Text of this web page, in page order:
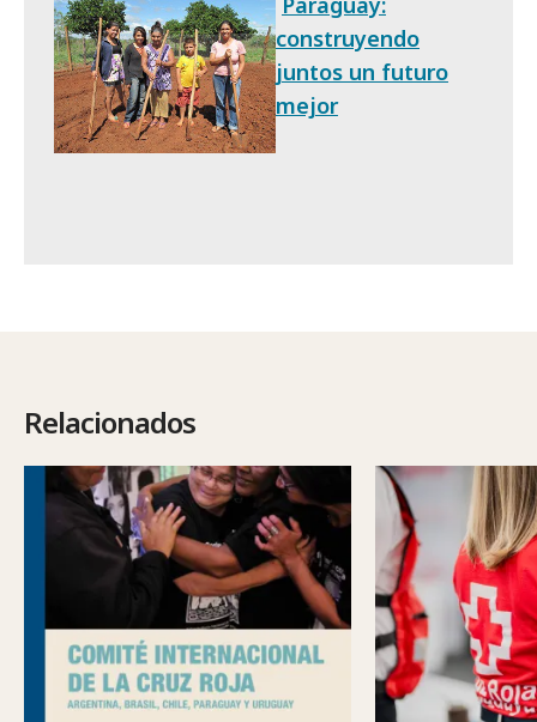
construyendo
juntos un futuro
mejor
Relacionados